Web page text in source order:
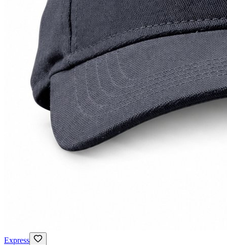
Express